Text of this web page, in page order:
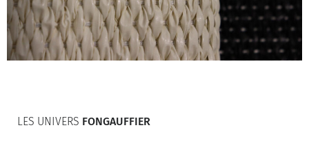
LES UNIVERS FONGAUFFIER